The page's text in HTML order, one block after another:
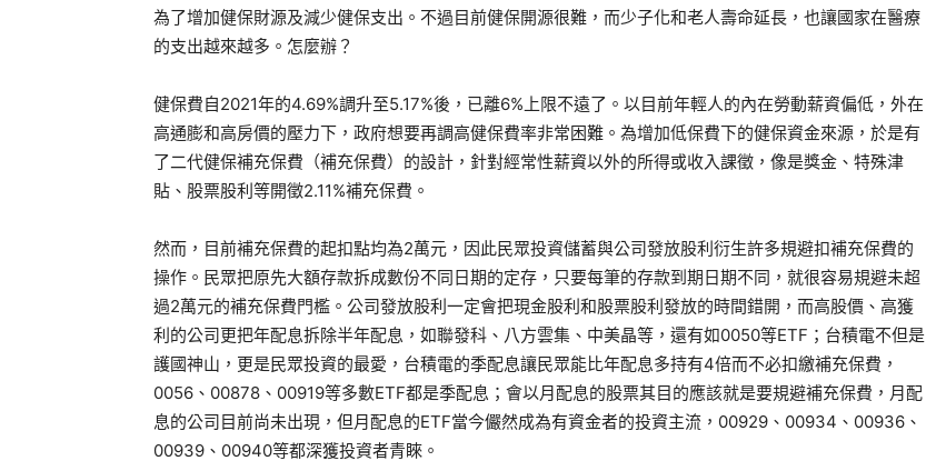
為了增加健保財源及減少健保支出。不過目前健保開源很難，而少子化和老人壽命延長，也讓國家在醫療
的支出越來越多。怎麼辦？
健保費自2021年的4.69%調升至5.17%後，已離6%上限不遠了。以目前年輕人的內在勞動薪資偏低，外在
高通膨和高房價的壓力下，政府想要再調高健保費率非常困難。為增加低保費下的健保資金來源，於是有
了二代健保補充保費（補充保費）的設計，針對經常性薪資以外的所得或收入課徵，像是獎金、特殊津
貼、股票股利等開徵2.11%補充保費。
然而，目前補充保費的起扣點均為2萬元，因此民眾投資儲蓄與公司發放股利衍生許多規避扣補充保費的
操作。民眾把原先大額存款拆成數份不同日期的定存，只要每筆的存款到期日期不同，就很容易規避未超
過2萬元的補充保費門檻。公司發放股利一定會把現金股利和股票股利發放的時間錯開，而高股價、高獲
利的公司更把年配息拆除半年配息，如聯發科、八方雲集、中美晶等，還有如0050等ETF；台積電不但是
護國神山，更是民眾投資的最愛，台積電的季配息讓民眾能比年配息多持有4倍而不必扣繳補充保費，
0056、00878、00919等多數ETF都是季配息；會以月配息的股票其目的應該就是要規避補充保費，月配
息的公司目前尚未出現，但月配息的ETF當今儼然成為有資金者的投資主流，00929、00934、00936、
00939、00940等都深獲投資者青睞。